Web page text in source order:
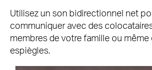
Utilisez un son bidirectionnel net
communiquer avec des
membres de votre famille ou même
espiègles.